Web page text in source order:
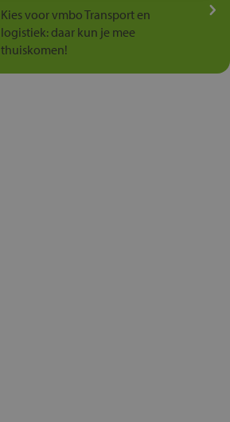
Kies voor vmbo Transport en
logistiek: daar kun je mee
thuiskomen!